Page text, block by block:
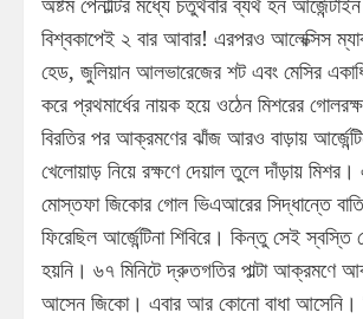
বিশ্বকাপেই ২ বার আবার! এরপরও আলেক্সিস
হেড, জুলিয়ান আলভারেজের শট এবং মেসির
করে প্রথমার্ধের নায়ক হয়ে ওঠেন মিশরের
বিরতির পর আক্রমণের ঝাঁজ আরও বাড়ায়
খেলোয়াড় নিয়ে রক্ষণে দেয়াল তুলে দাঁড়ায়
মোস্তফা জিকোর গোল ভিএআরের সিদ্ধান্তে
ফিরেছিল আর্জেন্টিনা শিবিরে। কিন্তু সেই স্বস্তি
হয়নি। ৬৭ মিনিটে দ্রুতগতির পাল্টা আক্রমণে
আসেন জিকো। এবার আর কোনো বাধা আসেনি।